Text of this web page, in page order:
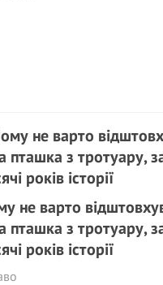
не варто
пташка з тротуару,
років історії